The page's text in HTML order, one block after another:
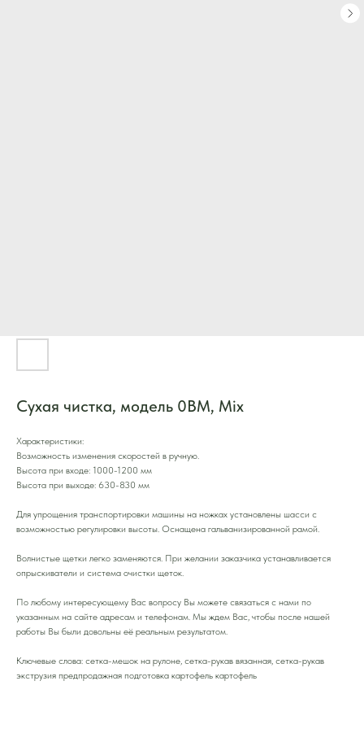
Cухая чистка, модель 0BM, Mix
Характеристики:
Возможность изменения скоростей в ручную.
Высота при входе: 1000-1200 мм
Высота при выходе: 630-830 мм
Для упрощения транспортировки машины на ножках установлены шасси с
возможностью регулировки высоты. Оснащена гальванизированной рамой.
Волнистые щетки легко заменяются. При желании заказчика устанавливается
опрыскиватели и система очистки щеток.
По любому интересующему Вас вопросу Вы можете связаться с нами по
указанным на сайте адресам и телефонам. Мы ждем Вас, чтобы после нашей
работы Вы были довольны её реальным результатом.
Ключевые слова: сетка-мешок на рулоне, сетка-рукав вязанная, сетка-рукав
экструзия предпродажная подготовка картофель картофель